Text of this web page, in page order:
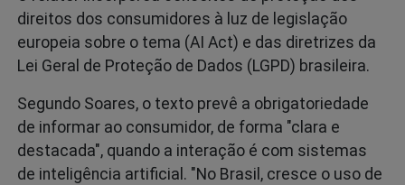
direitos dos consumidores à luz de legislação
europeia sobre o tema (AI Act) e das diretrizes da
Lei Geral de Proteção de Dados (LGPD) brasileira.
Segundo Soares, o texto prevê a obrigatoriedade
de informar ao consumidor, de forma "clara e
destacada", quando a interação é com sistemas
de inteligência artificial. "No Brasil, cresce o uso de